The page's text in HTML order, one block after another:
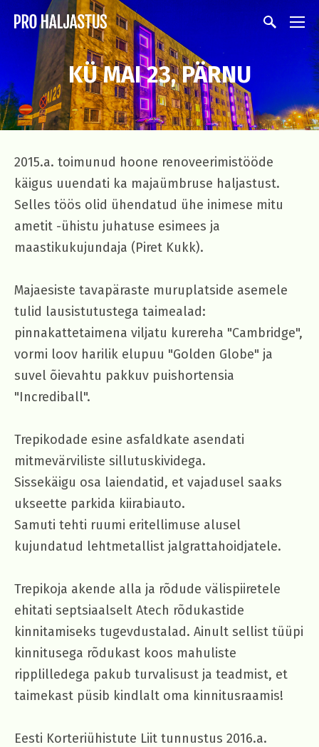
KÜ MAI 23, PÄRNU
2015.a. toimunud hoone renoveerimistööde
käigus uuendati ka majaümbruse haljastust.
Selles töös olid ühendatud ühe inimese mitu
ametit -ühistu juhatuse esimees ja
maastikukujundaja (Piret Kukk).
Majaesiste tavapäraste muruplatside asemele
tulid lausistutustega taimealad:
pinnakattetaimena viljatu kurereha "Cambridge",
vormi loov harilik elupuu "Golden Globe" ja
suvel õievahtu pakkuv puishortensia
"Incrediball".
Trepikodade esine asfaldkate asendati
mitmevärviliste sillutuskividega.
Sissekäigu osa laiendatid, et vajadusel saaks
ukseette parkida kiirabiauto.
Samuti tehti ruumi eritellimuse alusel
kujundatud lehtmetallist jalgrattahoidjatele.
Trepikoja akende alla ja rõdude välispiiretele
ehitati septsiaalselt Atech rõdukastide
kinnitamiseks tugevdustalad. Ainult sellist tüüpi
kinnitusega rõdukast koos mahuliste
ripplilledega pakub turvalisust ja teadmist, et
taimekast püsib kindlalt oma kinnitusraamis!
Eesti Korteriühistute Liit tunnustus 2016.a.